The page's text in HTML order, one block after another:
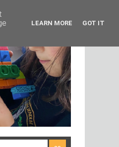
LEARN MORE GOT IT